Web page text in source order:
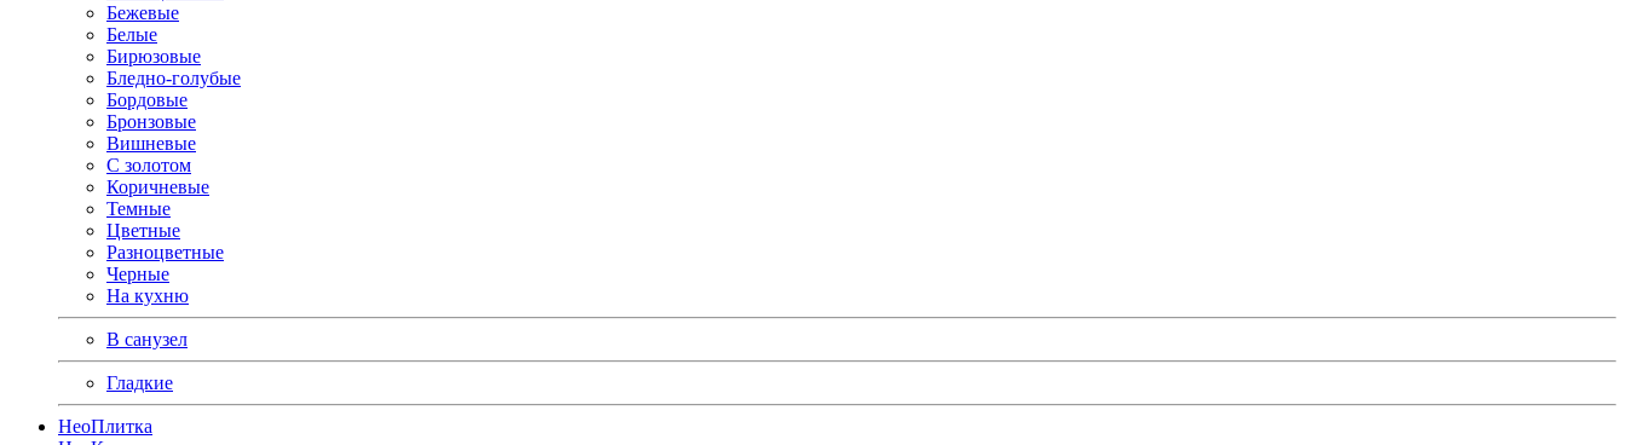
Бежевые
Белые
Бирюзовые
Бледно-голубые
Бордовые
Бронзовые
Вишневые
С золотом
Коричневые
Темные
Цветные
Разноцветные
Черные
На кухню
В санузел
Гладкие
НеоПлитка